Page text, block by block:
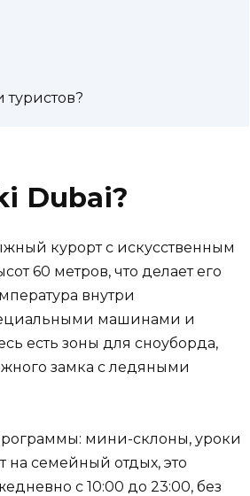
Dubai?
курорт с искусственным
60 метров, что делает его
внутри
машинами и
есть зоны для сноуборда,
замка с ледяными
мини-склоны, уроки
на семейный отдых, это
с 10:00 до 23:00, без